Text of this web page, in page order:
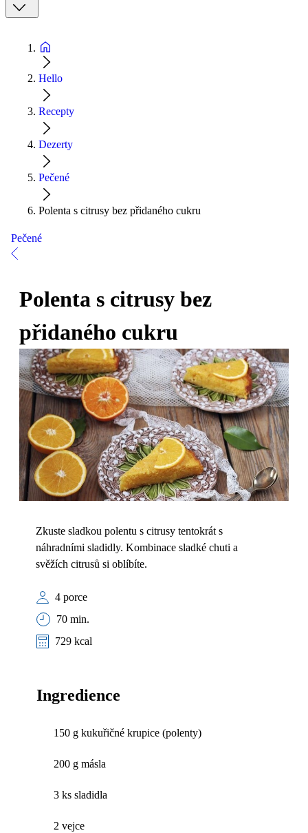
Hello
Recepty
Dezerty
Pečené
Polenta s citrusy bez přidaného cukru
Pečené
Polenta s citrusy bez
přidaného cukru
Zkuste sladkou polentu s citrusy tentokrát s
náhradními sladidly. Kombinace sladké chuti a
svěžích citrusů si oblíbíte.
4 porce
70 min.
729 kcal
Ingredience
150 g kukuřičné krupice (polenty)
200 g másla
3 ks sladidla
2 vejce